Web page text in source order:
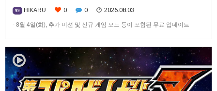
99 HIKARU 0 0 2026.08.03
- 8월 4일(화), 추가 미션 및 신규 게임 모드 등이 포함된 무료 업데이트
Switch™, Steam®용 ‘슈퍼로봇대전 Y’(한국어판)의 유료 DLC ‘애니버서리
확장팩’을 2026년 …